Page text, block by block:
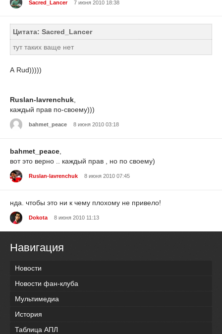
Sacred_Lancer 7 июня 2010 18:38
Цитата: Sacred_Lancer
тут таких ваще нет
А Rud)))))
Ruslan-lavrenchuk,
каждый прав по-своему)))
bahmet_peace 8 июня 2010 03:18
bahmet_peace
вот это верно .. каждый прав , но по своему)
Ruslan-lavrenchuk 8 июня 2010 07:45
нда. чтобы это ни к чему плохому не привело!
Dokota 8 июня 2010 11:13
Навигация
Новости
Новости фан-клуба
Мультимедиа
История
Таблица АПЛ